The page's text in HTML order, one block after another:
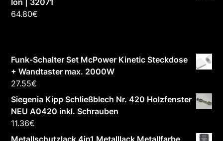
Ion | 32071
64.80€
Funk-Schalter Set McPower Kinetic Steckdose
+ Wandtaster max. 2000W
27.55€
Siegenia Kipp Schließblech Nr. 420 Holzfenster
NEU A0420 inkl. Schrauben
11.36€